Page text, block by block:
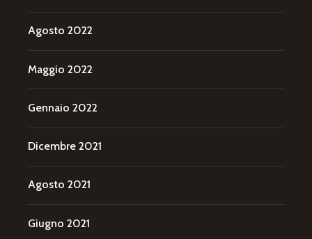
Agosto 2022
Maggio 2022
Gennaio 2022
Dicembre 2021
Agosto 2021
Giugno 2021